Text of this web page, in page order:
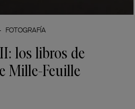
FOTOGRAFÍA
los libros de
Mille-Feuille